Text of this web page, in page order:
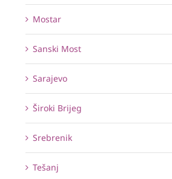
Mostar
Sanski Most
Sarajevo
Široki Brijeg
Srebrenik
Tešanj